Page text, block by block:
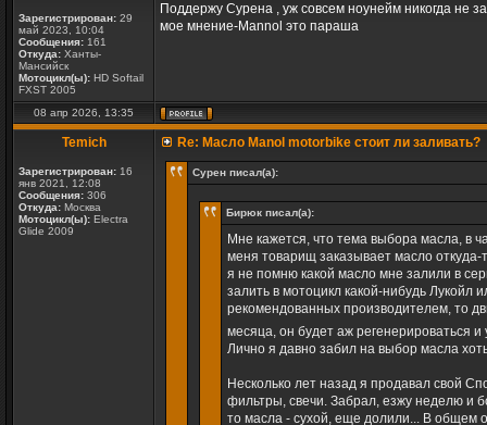
Зарегистрирован: 29
май 2023, 10:04
Сообщения: 161
Откуда: Ханты-
Мансийск
Мотоцикл(ы): HD Softail
FXST 2005
Поддержу Сурена , уж совсем ноунейм никогда не
мое мнение-Mannol это параша
08 апр 2026, 13:35
Temich
Зарегистрирован: 16
янв 2021, 12:08
Сообщения: 306
Откуда: Москва
Мотоцикл(ы): Electra
Glide 2009
Re: Масло Manol motorbike стоит ли заливать?
Сурен писал(а):
Бирюк писал(а):
Мне кажется, что тема выбора масла, в
меня товарищ заказывает масло откуда-
я не помню какой масло мне залили в
залить в мотоцикл какой-нибудь Лукойл
рекомендованных производителем, то
месяца, он будет аж регенерироваться
Лично я давно забил на выбор масла
Несколько лет назад я продавал свой
фильтры, свечи. Забрал, езжу неделю и
то масла - сухой, еще долили... В общем